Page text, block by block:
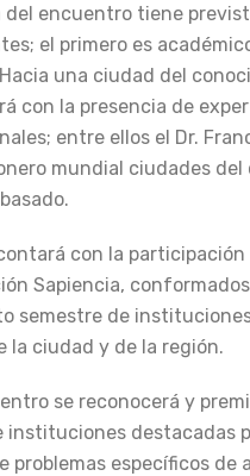
del encuentro tiene
el primero es
una ciudad del
con la presencia de
entre ellos el Dr.
mundial ciudades
con la participación
Sapiencia,
semestre de
la ciudad y de la región.
se reconocerá y
instituciones destacadas
problemas específicos de